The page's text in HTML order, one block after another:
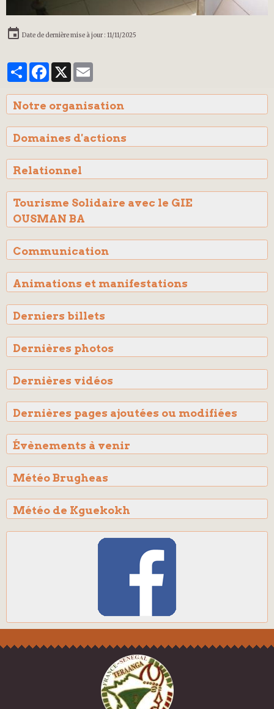
Date de dernière mise à jour : 11/11/2025
PartagerFacebook
X
Notre organisation
Domaines d'actions
Relationnel
Tourisme Solidaire avec le GIE
OUSMAN BA
Communication
Animations et manifestations
Derniers billets
Dernières photos
Dernières vidéos
Dernières pages ajoutées ou modifiées
Évènements à venir
Météo Brugheas
Météo de Kguekokh